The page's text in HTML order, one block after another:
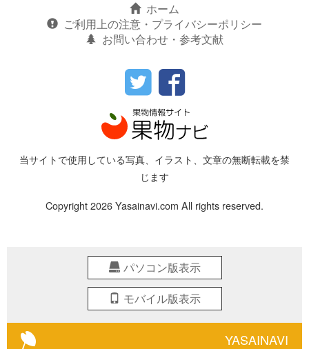
ホーム
ご利用上の注意・プライバシーポリシー
お問い合わせ・参考文献
当サイトで使用している写真、イラスト、文章の無断転載を禁
じます
Copyright 2026 Yasainavi.com All rights reserved.
パソコン版表示
モバイル版表示
YASAINAVI